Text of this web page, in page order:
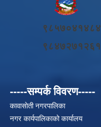
९८५७०४१४८४
९८४७२७१२६१
-----सम्पर्क विवरण-----
कावासाेती नगरपालिका
नगर कार्यपालिकाको कार्यालय